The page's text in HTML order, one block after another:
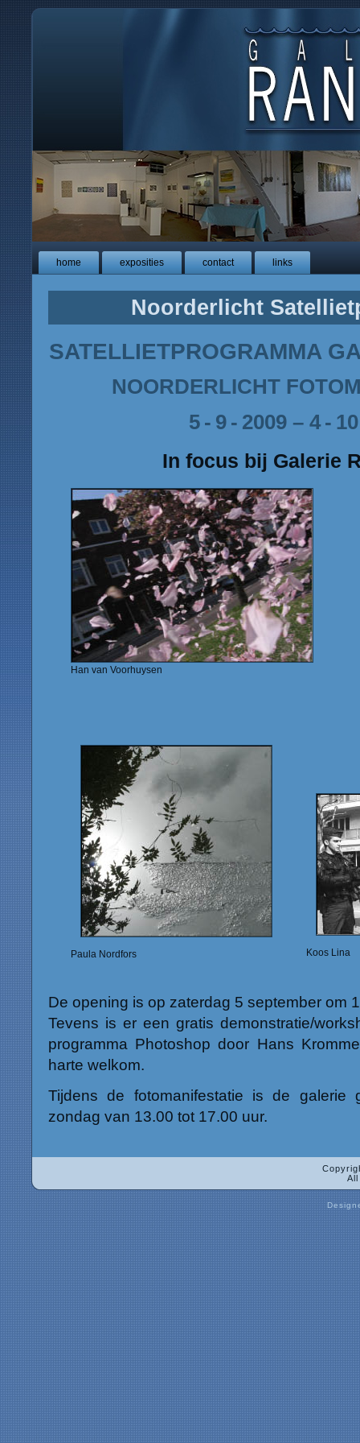
home exposities contact links
Noorderlicht
SATELLIETPROGRAMMA
NOORDERLICHT
5 ­- 9 - 2009 – 4 -
In focus bij Galerie
Han van Voorhuysen
Paula Nordfors Koos Lina
De opening is op zaterdag 5 september om
Tevens is er een gratis demonstratie/
programma Photoshop door Hans
harte welkom.
Tijdens de fotomanifestatie is de galerie
zondag van 13.00 tot 17.00 uur.